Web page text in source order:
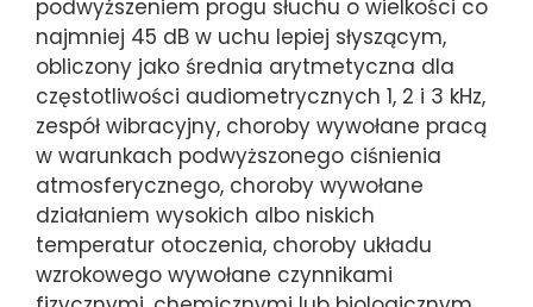
podwyższeniem progu słuchu o wielkości co
najmniej 45 dB w uchu lepiej słyszącym,
obliczony jako średnia arytmetyczna dla
częstotliwości audiometrycznych 1, 2 i 3 kHz,
zespół wibracyjny, choroby wywołane pracą
w warunkach podwyższonego ciśnienia
atmosferycznego, choroby wywołane
działaniem wysokich albo niskich
temperatur otoczenia, choroby układu
wzrokowego wywołane czynnikami